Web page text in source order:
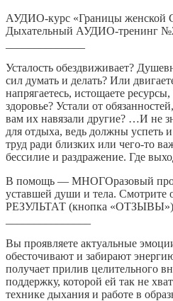
составляла
1.555 ₽.
1.333 ₽.
АУДИО-курс «Границы женской
Дыхательный АУДИО-тренинг
Усталость обездвиживает?
сил думать и делать? Или
напрягаетесь, истощаете
здоровье? Устали от
вам их навязали другие? …И не
для отдыха, ведь должны успеть
труд ради близких или чего-то
бессилие и раздражение. Где
В помощь — МНОГОразовый
уставшей души и тела. Смотрите
РЕЗУЛЬТАТ (кнопка
Вы проявляете актуальные
обесточивают и забирают
получает прилив целительного
поддержку, которой ей так не
технике дыхания и работе в